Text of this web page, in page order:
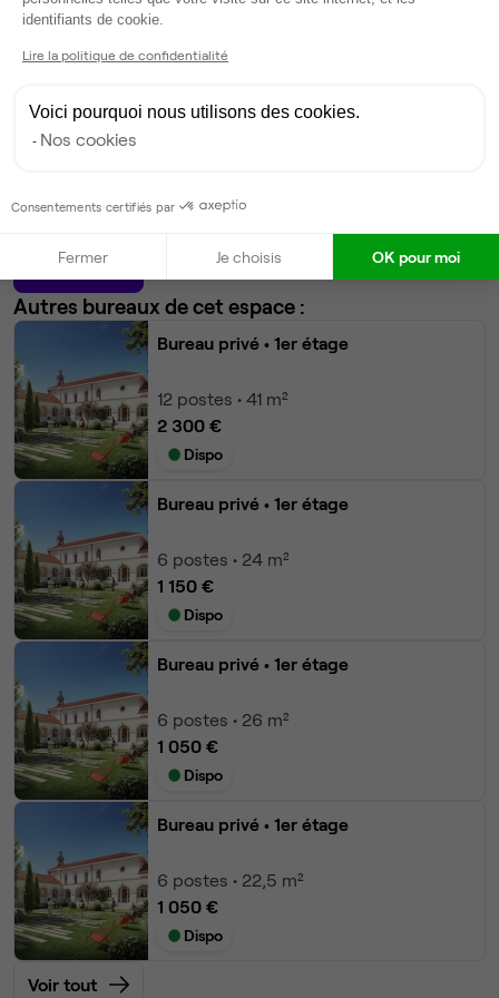
Bureau privé • 1er étage
Autres bureaux de cet espace :
Bureau privé • 1er étage
12 postes • 41 m²
2 300 €
Dispo
Bureau privé • 1er étage
6 postes • 24 m²
1 150 €
Dispo
Bureau privé • 1er étage
6 postes • 26 m²
1 050 €
Dispo
Bureau privé • 1er étage
6 postes • 22,5 m²
1 050 €
Dispo
Voir tout
identifiants de cookie.
Lire la politique de confidentialité
Voici pourquoi nous utilisons des cookies.
Nos cookies
Consentements certifiés par
Fermer Je choisis OK pour moi